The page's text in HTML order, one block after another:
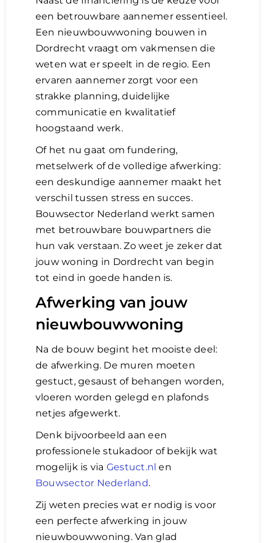
een betrouwbare aannemer essentieel.
Een nieuwbouwwoning bouwen in
Dordrecht vraagt om vakmensen die
weten wat er speelt in de regio. Een
ervaren aannemer zorgt voor een
strakke planning, duidelijke
communicatie en kwalitatief
hoogstaand werk.
Of het nu gaat om fundering,
metselwerk of de volledige afwerking:
een deskundige aannemer maakt het
verschil tussen stress en succes.
Bouwsector Nederland werkt samen
met betrouwbare bouwpartners die
hun vak verstaan. Zo weet je zeker dat
jouw woning in Dordrecht van begin
tot eind in goede handen is.
Afwerking van jouw
nieuwbouwwoning
Na de bouw begint het mooiste deel:
de afwerking. De muren moeten
gestuct, gesaust of behangen worden,
vloeren worden gelegd en plafonds
netjes afgewerkt.
Denk bijvoorbeeld aan een
professionele stukadoor of bekijk wat
mogelijk is via Gestuct.nl en
Bouwsector Nederland.
Zij weten precies wat er nodig is voor
een perfecte afwerking in jouw
nieuwbouwwoning. Van glad